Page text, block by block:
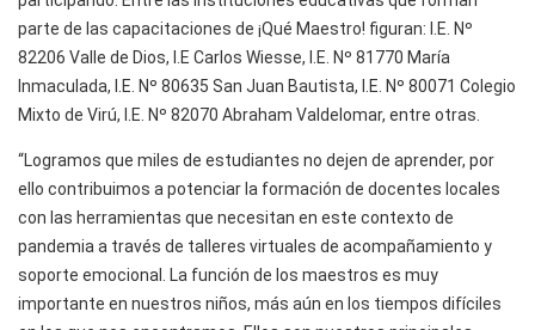
parte de las capacitaciones de ¡Qué Maestro! figuran: I.E. Nº
82206 Valle de Dios, I.E Carlos Wiesse, I.E. Nº 81770 María
Inmaculada, I.E. Nº 80635 San Juan Bautista, I.E. Nº 80071 Colegio
Mixto de Virú, I.E. Nº 82070 Abraham Valdelomar, entre otras.
“Logramos que miles de estudiantes no dejen de aprender, por
ello contribuimos a potenciar la formación de docentes locales
con las herramientas que necesitan en este contexto de
pandemia a través de talleres virtuales de acompañamiento y
soporte emocional. La función de los maestros es muy
importante en nuestros niños, más aún en los tiempos difíciles